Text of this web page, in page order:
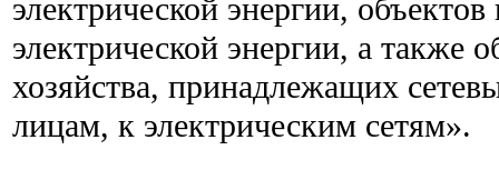
электрической энергии,
электрической энергии, а также
хозяйства, принадлежащих
лицам, к электрическим сетям».